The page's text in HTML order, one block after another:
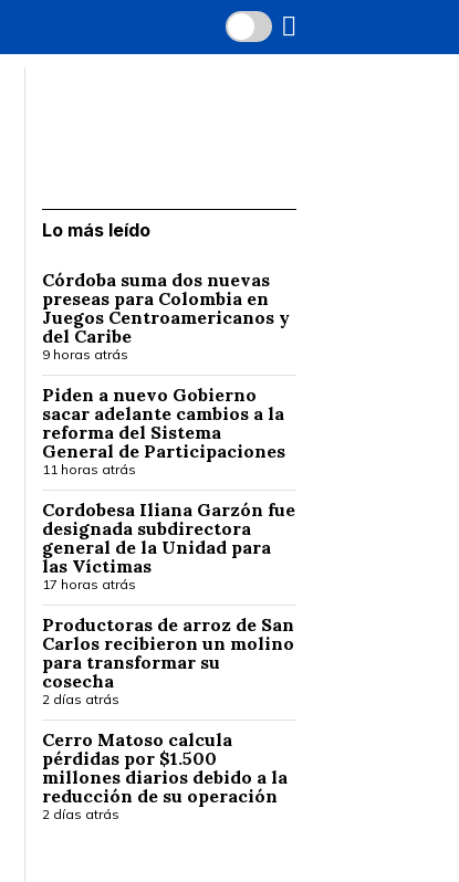
Lo más leído
Córdoba suma dos nuevas
preseas para Colombia en
Juegos Centroamericanos y
del Caribe
9 horas atrás
Piden a nuevo Gobierno
sacar adelante cambios a la
reforma del Sistema
General de Participaciones
11 horas atrás
Cordobesa Iliana Garzón fue
designada subdirectora
general de la Unidad para
las Víctimas
17 horas atrás
Productoras de arroz de San
Carlos recibieron un molino
para transformar su
cosecha
2 días atrás
Cerro Matoso calcula
pérdidas por $1.500
millones diarios debido a la
reducción de su operación
2 días atrás